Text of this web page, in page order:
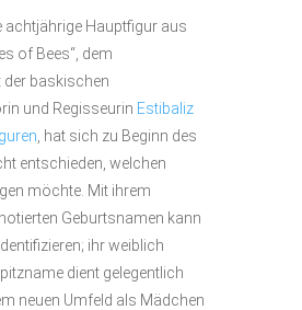
achtjährige Hauptfigur aus
of Bees“, dem
der baskischen
und Regisseurin Estibaliz
, hat sich zu Beginn des
entschieden, welchen
möchte. Mit ihrem
Geburtsnamen kann
ihr weiblich
dient gelegentlich
neuen Umfeld als Mädchen